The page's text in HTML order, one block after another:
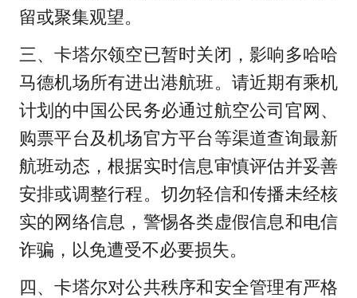
留或聚集观望。
三、卡塔尔领空已暂时关闭，影响多哈哈
马德机场所有进出港航班。请近期有乘机
计划的中国公民务必通过航空公司官网、
购票平台及机场官方平台等渠道查询最新
航班动态，根据实时信息审慎评估并妥善
安排或调整行程。切勿轻信和传播未经核
实的网络信息，警惕各类虚假信息和电信
诈骗，以免遭受不必要损失。
四、卡塔尔对公共秩序和安全管理有严格